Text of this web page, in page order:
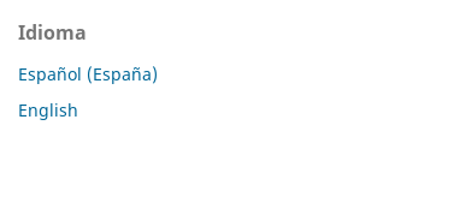
Idioma
Español (España)
English